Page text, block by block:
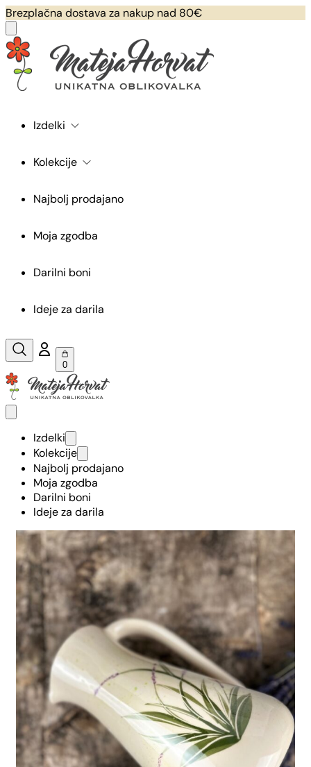
Brezplačna dostava za nakup nad 80€
Izdelki
Kolekcije
Najbolj prodajano
Moja zgodba
Darilni boni
Ideje za darila
0
Izdelki
Kolekcije
Najbolj prodajano
Moja zgodba
Darilni boni
Ideje za darila